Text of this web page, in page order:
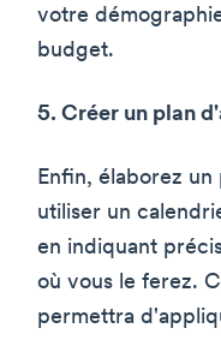
votre
budget.
5. Créer un plan
Enfin, élaborez un
utiliser un
en indiquant
où vous le ferez.
permettra